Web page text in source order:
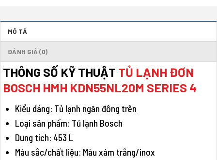
MÔ TẢ
ĐÁNH GIÁ (0)
THÔNG SỐ KỸ THUẬT TỦ LẠNH ĐƠN
BOSCH HMH KDN55NL20M SERIES 4
Kiểu dáng: Tủ lạnh ngăn đông trên
Loại sản phẩm: Tủ lạnh Bosch
Dung tích: 453 L
Màu sắc/chất liệu: Màu xám trắng/inox